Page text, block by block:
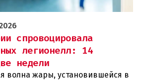
спровоцировала
легионелл: 14
недели
волна жары, установившейся в